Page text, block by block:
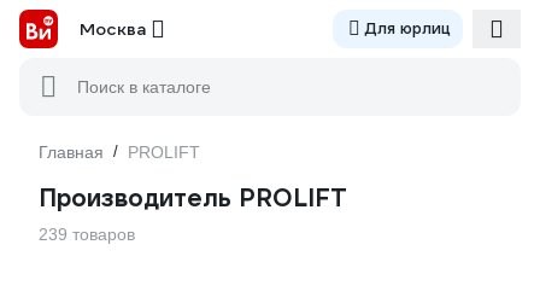
Москва Для юрлиц
Поиск в каталоге
Главная / PROLIFT
Производитель PROLIFT
239 товаров